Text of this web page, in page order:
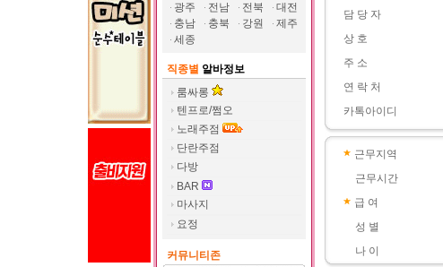
광주
전남 전북
대전
충남
충북 강원
제주
세종
직종별 알바정보
룸싸롱
텐프로/쩜오
노래주점
단란주점
다방
BAR
마사지
요정
커뮤니티존
담 당 자
상 호
주 소
연 락 처
카톡아이디
근무지역
근무시간
급 여
성 별
나 이